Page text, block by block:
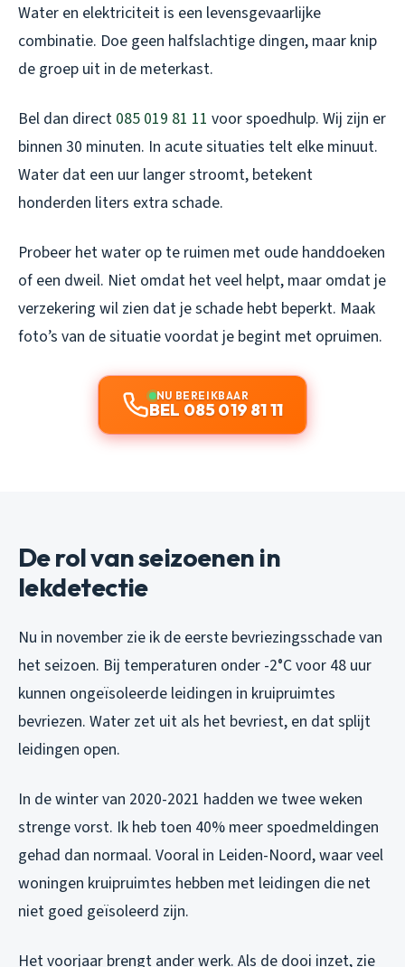
Water en elektriciteit is een levensgevaarlijke
combinatie. Doe geen halfslachtige dingen, maar knip
de groep uit in de meterkast.
Bel dan direct 085 019 81 11 voor spoedhulp. Wij zijn er
binnen 30 minuten. In acute situaties telt elke minuut.
Water dat een uur langer stroomt, betekent
honderden liters extra schade.
Probeer het water op te ruimen met oude handdoeken
of een dweil. Niet omdat het veel helpt, maar omdat je
verzekering wil zien dat je schade hebt beperkt. Maak
foto’s van de situatie voordat je begint met opruimen.
NU BEREIKBAAR
BEL 085 019 81 11
De rol van seizoenen in
lekdetectie
Nu in november zie ik de eerste bevriezingsschade van
het seizoen. Bij temperaturen onder -2°C voor 48 uur
kunnen ongeïsoleerde leidingen in kruipruimtes
bevriezen. Water zet uit als het bevriest, en dat splijt
leidingen open.
In de winter van 2020-2021 hadden we twee weken
strenge vorst. Ik heb toen 40% meer spoedmeldingen
gehad dan normaal. Vooral in Leiden-Noord, waar veel
woningen kruipruimtes hebben met leidingen die net
niet goed geïsoleerd zijn.
Het voorjaar brengt ander werk. Als de dooi inzet, zie